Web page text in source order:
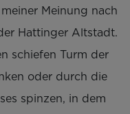
Meinung nach
Hattinger Altstadt.
schiefen Turm der
oder durch die
spinzen, in dem